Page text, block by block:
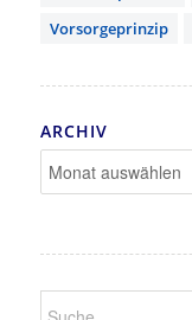
Vorsorgeprinzip
ARCHIV